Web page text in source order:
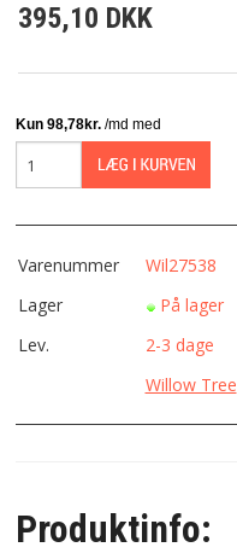
395,10 DKK
Varenummer
Wil27538
Lager
På lager
Lev.
2-3 dage
Willow Tree
Produktinfo: